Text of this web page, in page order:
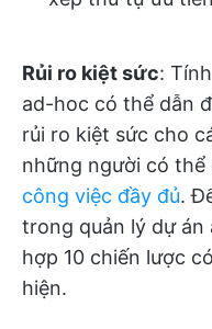
Rủi ro kiệt sức:
ad-hoc có thể dẫn
rủi ro kiệt sức cho
những người có thể
công việc đầy đủ.
trong quản lý dự
hợp 10 chiến lược
hiện.